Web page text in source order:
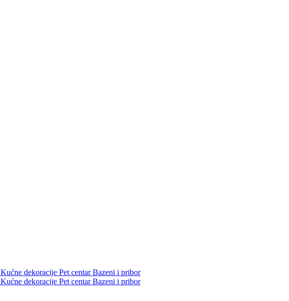
Kućne dekoracije Pet centarBazeni i pribor
Kućne dekoracije Pet centarBazeni i pribor